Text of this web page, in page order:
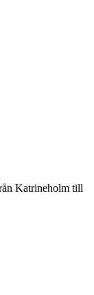
Katrineholm till